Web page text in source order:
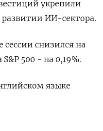
укрепили
​развитии ‌ИИ-сектора.
сессии снизился на
⁠500 - на 0,19%.
языке